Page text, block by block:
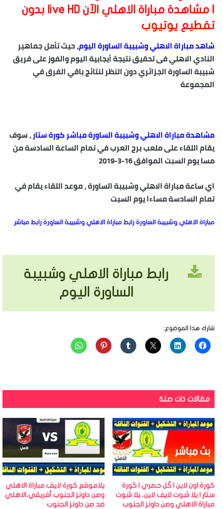
| مشاهدة مباراة الاهلي الآن live HD بدون
تقطيع يوتيوب
شاهد مباراة الاهلي وشبيبة الساورة اليوم، حيث تأمل جماهير
النادي الاهلي فى تحقيق نتيجة أيجابية اليوم والفوز على فريق
شبيبة الساورة الجزائري دون النظر لنتائج باقي الفرق في
المجموعة
مشاهدة مباراة الاهلي وشبيبة الساورة مباشر كورة ستار،سوف
يقام اللقاء على ملعب برج العرب في تمام الساعة السادسة من
مسا يوم السبت الموافق 16-3-2019
اي ساعة مباراة الاهلي وشبيبة الساورة ، موعد اللقاء يقام في
تمام السادسة مساءا يوم السبت
مباراة الاهلي وشبيبة الساورة رابط مباراة الاهلي وشبيبة الساورة رابط مباشر
رابط مباراة الاهلي وشبيبة
الساورة اليوم
شارك هذا الموضوع:
مقالات ذات صلة
كورة اون لاين | كُل حصري | كورة
ستار | يلا شوت لايف لاين، يلا شوت
مباراة الاهلي وصن داونز الجنوب
يلاموقع كورة لايف مباراة الاهلي
وصن داونز الجنوب أفريقي،الاهلي
ضد صن داونز الجنوب